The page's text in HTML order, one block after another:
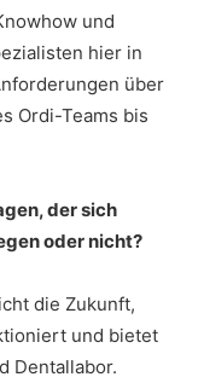
und
hier in
über
Ordi-Teams bis
der sich
oder nicht?
die Zukunft,
und bietet
Dentallabor.